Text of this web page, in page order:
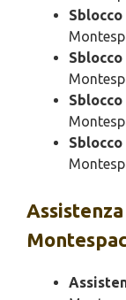
Assistenza